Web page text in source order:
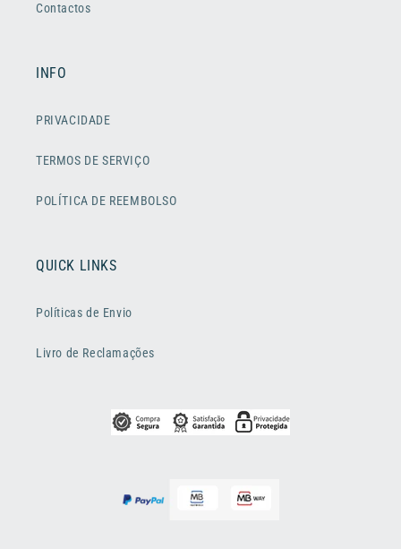
Contactos
INFO
PRIVACIDADE
TERMOS DE SERVIÇO
POLÍTICA DE REEMBOLSO
QUICK LINKS
Políticas de Envio
Livro de Reclamações